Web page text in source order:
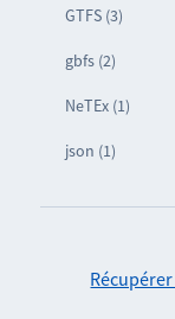
GTFS (3)
gbfs (2)
NeTEx (1)
json (1)